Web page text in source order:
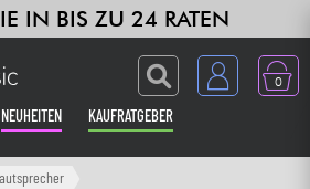
IN BIS ZU 24 RATEN
0
NEUHEITEN KAUFRATGEBER